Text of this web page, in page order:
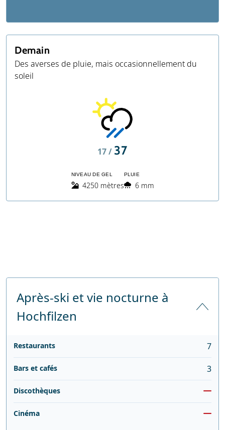
Demain
Des averses de pluie, mais occasionnellement du
soleil
17 / 37
NIVEAU DE GEL
4250 mètres
PLUIE
6 mm
Après-ski et vie nocturne à
Hochfilzen
Restaurants 7
Bars et cafés 3
Discothèques
Cinéma